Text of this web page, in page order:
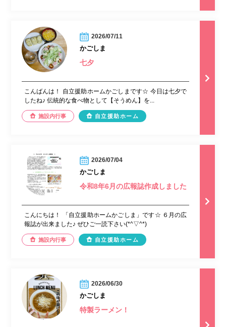
2026/07/11
かごしま
七夕
こんばんは！ 自立援助ホームかごしまです☆ 今日は七夕で
したね♪ 伝統的な食べ物として【そうめん】を...
施設内行事 自立援助ホーム
2026/07/04
かごしま
令和8年6月の広報誌作成しました
こんにちは！ 「自立援助ホームかごしま」です☆ ６月の広
報誌が出来ました♪ ぜひご一読下さい(*^▽^*)
施設内行事 自立援助ホーム
2026/06/30
かごしま
特製ラーメン！